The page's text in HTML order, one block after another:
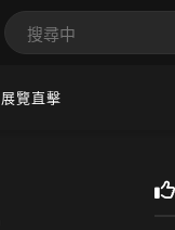
展覽直擊